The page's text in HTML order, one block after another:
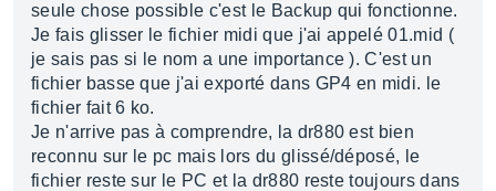
seule chose possible c'est le Backup qui fonctionne.
Je fais glisser le fichier midi que j'ai appelé 01.mid (
je sais pas si le nom a une importance ). C'est un
fichier basse que j'ai exporté dans GP4 en midi. le
fichier fait 6 ko.
Je n'arrive pas à comprendre, la dr880 est bien
reconnu sur le pc mais lors du glissé/déposé, le
fichier reste sur le PC et la dr880 reste toujours dans